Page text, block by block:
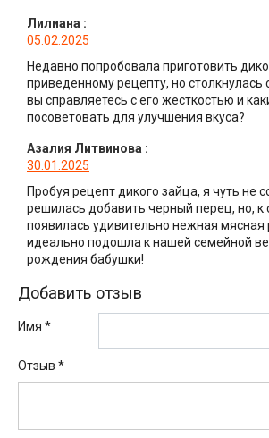
Лилиана :
05.02.2025
Недавно попробовала приготовить
приведенному рецепту, но столкнулась
вы справляетесь с его жесткостью и
посоветовать для улучшения вкуса?
Азалия Литвинова :
30.01.2025
Пробуя рецепт дикого зайца, я чуть не
решилась добавить черный перец, но, к
появилась удивительно нежная мясная
идеально подошла к нашей семейной
рождения бабушки!
Добавить отзыв
Имя *
Отзыв *